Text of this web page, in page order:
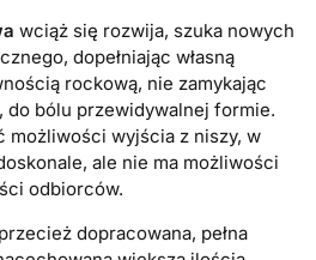
wciąż się rozwija, szuka nowych
dopełniając własną
rockową, nie zamykając
do bólu przewidywalnej formie.
możliwości wyjścia z niszy, w
ale nie ma możliwości
odbiorców.
dopracowana, pełna